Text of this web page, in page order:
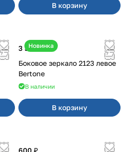
В корзину
Новинка
3 500 ₽
Боковое зеркало 2123 левое
Bertone
В наличии
В корзину
600 ₽